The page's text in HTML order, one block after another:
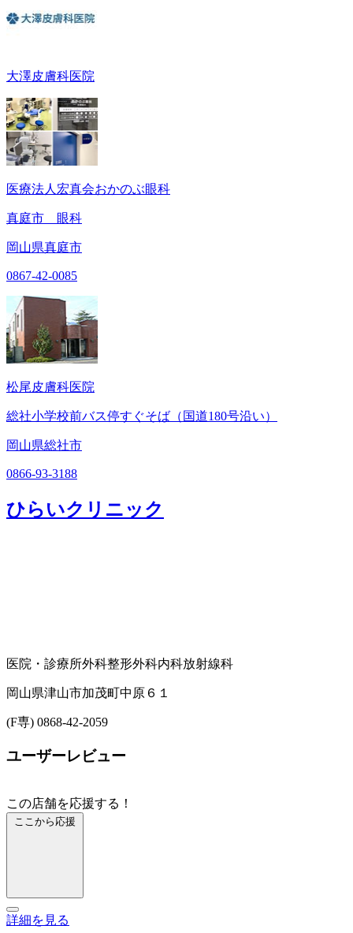
大澤皮膚科医院
医療法人宏真会おかのぶ眼科
真庭市 眼科
岡山県真庭市
0867-42-0085
松尾皮膚科医院
総社小学校前バス停すぐそば（国道180号沿い）
岡山県総社市
0866-93-3188
ひらいクリニック
医院・診療所外科整形外科内科放射線科
岡山県津山市加茂町中原６１
(F専) 0868-42-2059
ユーザーレビュー
この店舗を応援する！
ここから応援
詳細を見る